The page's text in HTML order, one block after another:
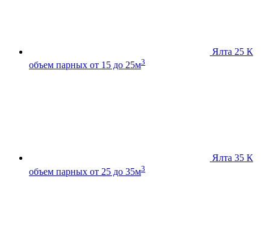
Ялта 25 К
объем парных от 15 до 25м3
Ялта 35 К
объем парных от 25 до 35м3